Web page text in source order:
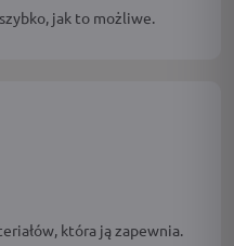
jak to możliwe.
która ją zapewnia.